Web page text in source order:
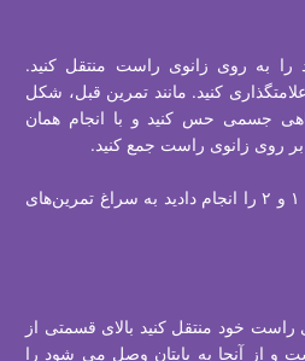
به روی زانوی راست منتقل کنید.
کنید. مانند تمرین قبل، شکل
جسمی حس کنید و با انجام همان
بر روی زانوی راست جمع کنید.
بعد از اینکه ۲-۳ بار تمرین‌های ۱ و ۲ را انجام دادید به سراغ تمرین‌های
خود منتقل کنید بالای قسمتی از
از آنجا به پایتان وصل می شود را